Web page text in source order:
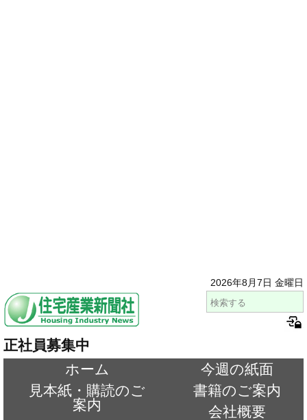
2026年8月7日 金曜日
正社員募集中
ホーム
今週の紙面
見本紙・購読のご
案内
書籍のご案内
会社概要